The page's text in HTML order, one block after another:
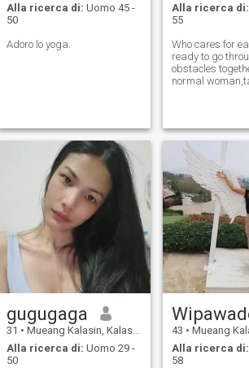
Alla ricerca di: Uomo 45 -
50
Adoro lo yoga.
Alla ricerca di:
55
Who cares for
ready to go
obstacles
normal
🌝💫⭐
gugugaga
31 • Mueang Kalasin, Kalasin, Thailandia
Alla ricerca di: Uomo 29 -
50
43 • Mueang Kalasin,
Alla ricerca di:
58